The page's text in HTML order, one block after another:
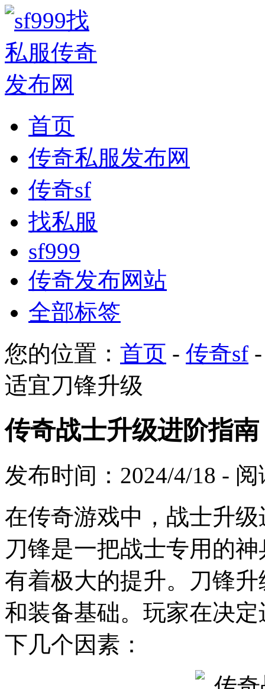
首页
传奇私服发布网
传奇sf
找私服
sf999
传奇发布网站
全部标签
您的位置： 首页 - 传奇sf
适宜刀锋升级
传奇战士升级进阶指
发布时间：2024/4/18 -
在传奇游戏中，战士升
刀锋是一把战士专用的
有着极大的提升。刀锋
和装备基础。玩家在决
下几个因素：